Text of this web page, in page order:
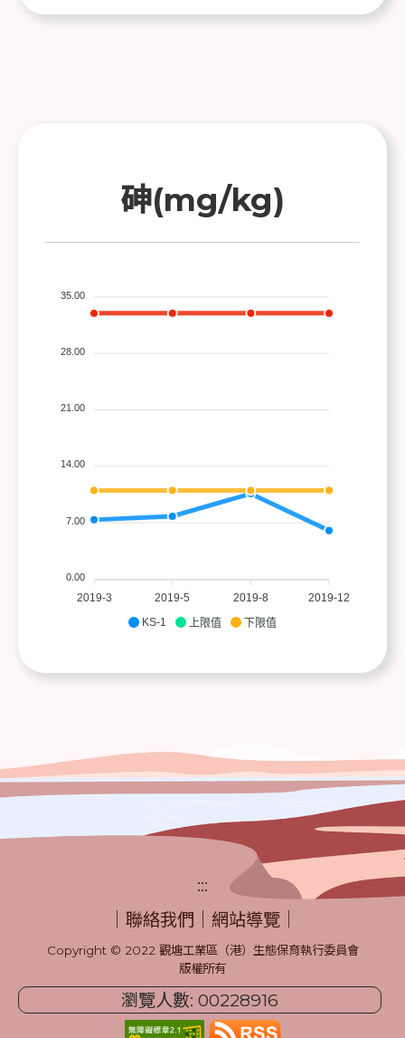
砷(mg/kg)
KS-1 上限值 下限值
2019-3 2019-5 2019-8 2019-12
35.00
28.00
21.00
14.00
7.00
0.00
:::
聯絡我們 網站導覽｜
Copyright © 2022 觀塘工業區（港）生態保育執行委員會
版權所有
瀏覽人數: 00228916